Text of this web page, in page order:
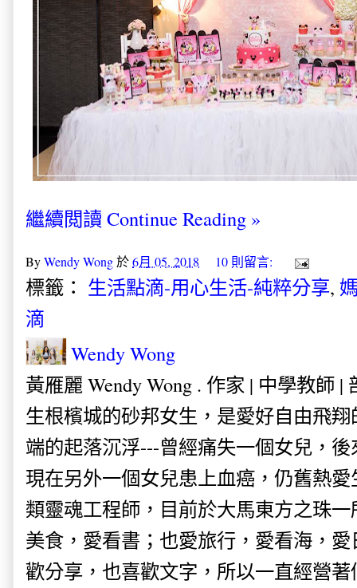
繼續閲讀 Continue Reading »
ByWendy Wong於6月 05, 2018 10 則留言:
標籤： 生活點滴-用心生活-純粹分享,
滴
Wendy Wong
黃雁麗 Wendy Wong . 作家 | 中學教師 |
生根檳城的砂邦女生，是愛好自由飛
端的起落沉浮---曾經痛失一個女兒，
現在另外一個女兒患上血癌，仍舊熱
類靈魂工程師，目前於大馬東方之珠
美食，愛看書；也愛旅行，愛看海，
歡分享，也喜歡文字，所以一直經營